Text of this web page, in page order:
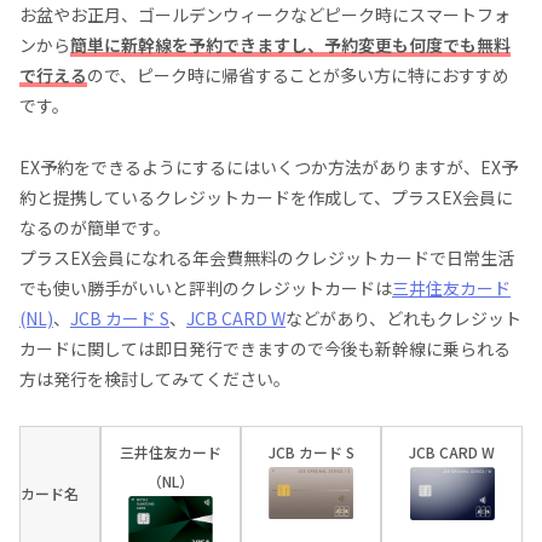
お盆やお正月、ゴールデンウィークなどピーク時にスマートフォ
ンから簡単に新幹線を予約できますし、予約変更も何度でも無料
で行えるので、ピーク時に帰省することが多い方に特におすすめ
です。
EX予約をできるようにするにはいくつか方法がありますが、EX予
約と提携しているクレジットカードを作成して、プラスEX会員に
なるのが簡単です。
プラスEX会員になれる年会費無料のクレジットカードで日常生活
でも使い勝手がいいと評判のクレジットカードは三井住友カード
(NL)、 JCB カード S、 JCB CARD Wなどがあり、どれもクレジット
カードに関しては即日発行できますので今後も新幹線に乗られる
方は発行を検討してみてください。
カード名
三井住友カード
（NL）
JCB カード S JCB CARD W